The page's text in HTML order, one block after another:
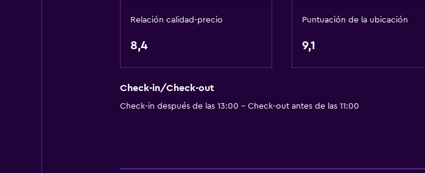
Radio
TV por cable o vía satélite
Relación calidad-precio
8,4
Puntuación de la ubicación
9,1
Check-in/Check-out
Check-in después de las 13:00 - Check-out antes de las 11:00